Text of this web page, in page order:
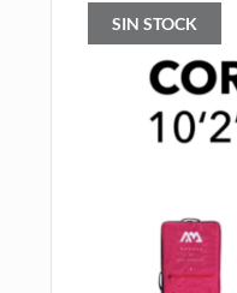
SIN STOCK